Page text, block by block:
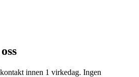
innen 1 virkedag. Ingen